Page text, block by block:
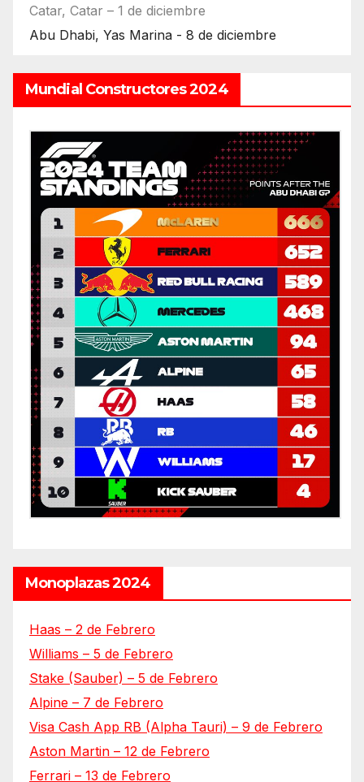
Catar, Catar – 1 de diciembre
Abu Dhabi, Yas Marina - 8 de diciembre
Mundial Constructores 2024
Monoplazas 2024
Haas – 2 de Febrero
Williams – 5 de Febrero
Stake (Sauber) – 5 de Febrero
Alpine – 7 de Febrero
Visa Cash App RB (Alpha Tauri) – 9 de Febrero
Aston Martin – 12 de Febrero
Ferrari – 13 de Febrero